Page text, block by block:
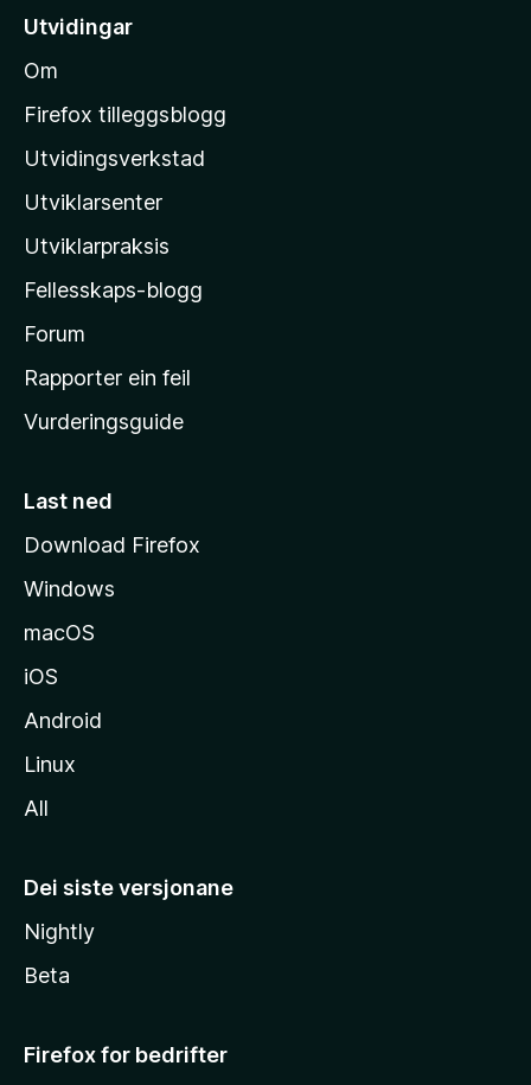
i
M
o
l
l
-
h
e
m
s
d
a
Utvidingar
Om
Firefox tilleggsblogg
Utvidingsverkstad
Utviklarsenter
Utviklarpraksis
Fellesskaps-blogg
Forum
Rapporter ein feil
Vurderingsguide
Last ned
Download Firefox
Windows
macOS
iOS
Android
Linux
All
Dei siste versjonane
Nightly
Beta
Firefox for bedrifter